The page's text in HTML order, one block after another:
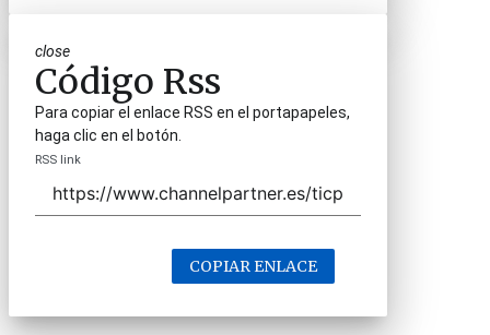
close
Código Rss
Para copiar el enlace RSS en el portapapeles,
haga clic en el botón.
RSS link
COPIAR ENLACE